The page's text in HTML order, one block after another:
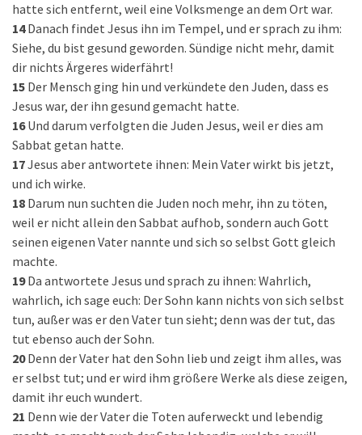
hatte sich entfernt, weil eine Volksmenge an dem Ort war.
14 Danach findet Jesus ihn im Tempel, und er sprach zu ihm:
Siehe, du bist gesund geworden. Sündige nicht mehr, damit
dir nichts Ärgeres widerfährt!
15 Der Mensch ging hin und verkündete den Juden, dass es
Jesus war, der ihn gesund gemacht hatte.
16 Und darum verfolgten die Juden Jesus, weil er dies am
Sabbat getan hatte.
17Jesus aber antwortete ihnen: Mein Vater wirkt bis jetzt,
und ich wirke.
18 Darum nun suchten die Juden noch mehr, ihn zu töten,
weil er nicht allein den Sabbat aufhob, sondern auch Gott
seinen eigenen Vater nannte und sich so selbst Gott gleich
machte.
19 Da antwortete Jesus und sprach zu ihnen: Wahrlich,
wahrlich, ich sage euch: Der Sohn kann nichts von sich selbst
tun, außer was er den Vater tun sieht; denn was der tut, das
tut ebenso auch der Sohn.
20 Denn der Vater hat den Sohn lieb und zeigt ihm alles, was
er selbst tut; und er wird ihm größere Werke als diese zeigen,
damit ihr euch wundert.
21 Denn wie der Vater die Toten auferweckt und lebendig